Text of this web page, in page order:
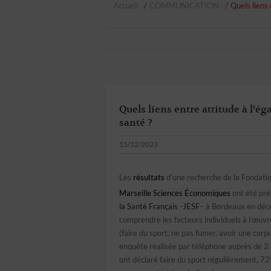
Quels liens
Quels liens entre attitude à
santé ?
15/12/2023
Les résultats d’une recherche de la
Marseille Sciences Économiques ont été
la Santé Français -JESF– à Bordeaux en
comprendre les facteurs individuels à
(faire du sport, ne pas fumer, avoir une
enquête réalisée par téléphone auprès de
ont déclaré faire du sport régulièrement,